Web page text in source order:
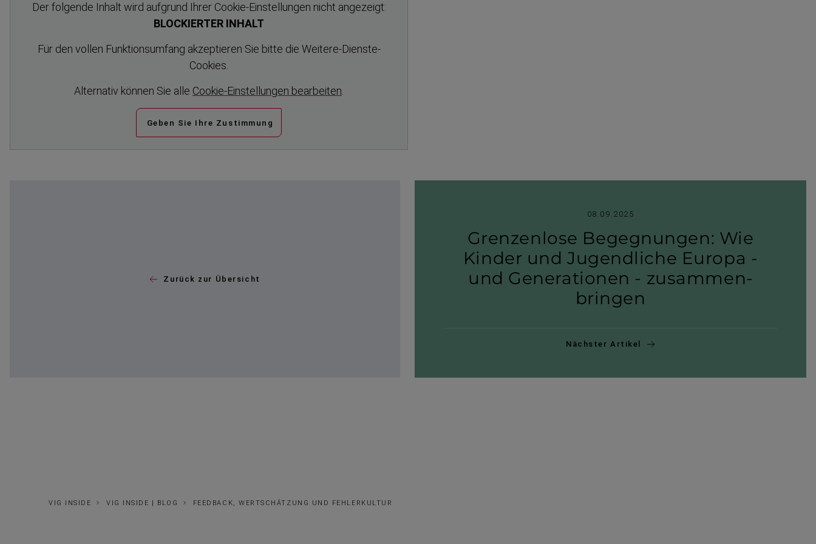
Der folgende Inhalt wird aufgrund Ihrer Cookie-​Einstellungen nicht angezeigt:
BLOCKIERTER INHALT
Für den vollen Funkti­ons­umfang akzeptieren Sie bitte die Weitere-​Dienste-
Cookies.
Alternativ können Sie alle Cookie-​Einstellungen bearbeiten
Geben Sie Ihre Zustimmung
Zurück zur Übersicht
08.09.2025
Gren­zen­lose Begeg­nungen: Wie
Kinder und Jugend­liche Europa -
und Gene­ra­ti­onen - zusam­men­
bringen
Nächster Artikel
VIG INSIDE VIG INSIDE | BLOG FEEDBACK, WERTSCHÄTZUNG UND FEHLERKULTUR